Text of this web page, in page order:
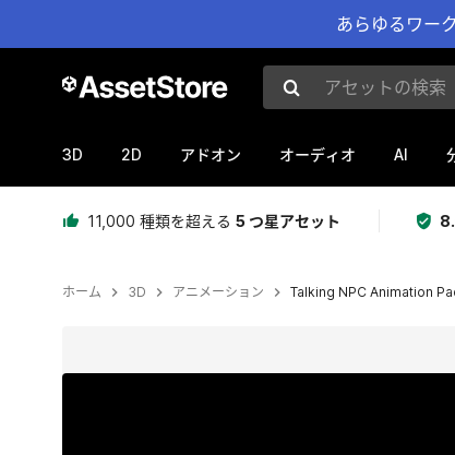
あらゆるワー
アセットの検索
3D 2D アドオン オーディオ AI
11,000 種類を超える 5 つ星アセット
ホーム 3D アニメーション Talking NPC Animation